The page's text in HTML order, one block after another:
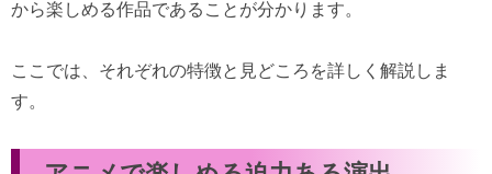
から楽しめる作品であることが分かります。
ここでは、それぞれの特徴と見どころを詳しく解説しま
す。